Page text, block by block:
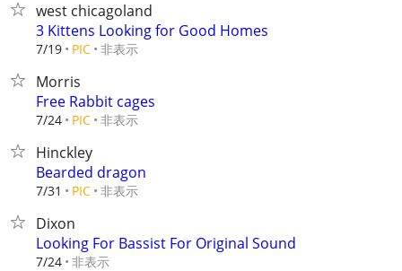
west chicagoland
3 Kittens Looking for Good Homes
7/19 PIC 非表示
Morris
Free Rabbit cages
7/24 PIC 非表示
Hinckley
Bearded dragon
7/31 PIC 非表示
Dixon
Looking For Bassist For Original Sound
7/24 非表示